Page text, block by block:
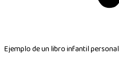
Ejemplo de un libro infantil